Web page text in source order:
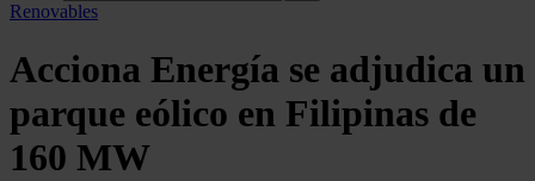
Renovables
Acciona Energía se adjudica un
parque eólico en Filipinas de
160 MW